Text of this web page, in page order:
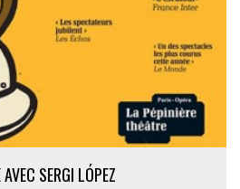
SERGI LÓPEZ